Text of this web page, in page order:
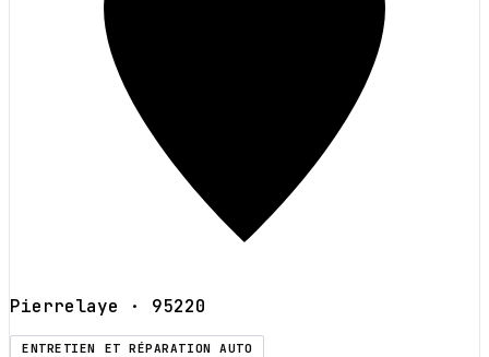
Pierrelaye · 95220
ENTRETIEN ET RÉPARATION AUTO